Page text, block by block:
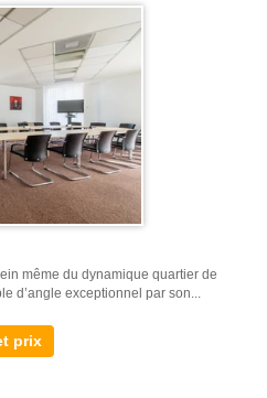
même du dynamique quartier de
d’angle exceptionnel par son...
prix